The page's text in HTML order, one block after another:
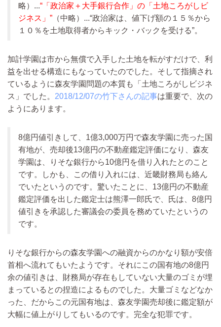
略）...“「政治家＋大手銀行合作」の「土地ころがしビ
ジネス」” （中略）...“政治家は、値下げ額の１５％から
１０％を土地取得者からキック・バックを受ける”。
加計学園は市から無償で入手した土地を転がすだけで、利
益を出せる構造にもなっていたのでした。そして指摘され
ているように森友学園問題の本質も「土地ころがしビジネ
ス」でした。 2018/12/07の竹下さんの記事は重要で、次の
ようにあります。
8億円値引きして、1億3,000万円で森友学園に売った国
有地が、売却後13億円の不動産鑑定評価になり、森友
学園は、りそな銀行から10億円を借り入れたとのこと
です。しかも、この借り入れには、近畿財務局も絡ん
でいたというのです。驚いたことに、13億円の不動産
鑑定評価を出した鑑定士は熊澤一郎氏で、氏は、8億円
値引きを承認した審議会の委員を務めていたというの
です。
りそな銀行からの森友学園への融資からのかなり額が安倍
首相へ流れてもいたようです。それにこの国有地の8億円
余の値引きは、財務局が存在もしていない大量のゴミが埋
まっているとの捏造によるものでした。大量ゴミなどなか
った、だからこの元国有地は、森友学園売却後に鑑定額が
大幅に値上がりしてもいるのです。完全な犯罪です。